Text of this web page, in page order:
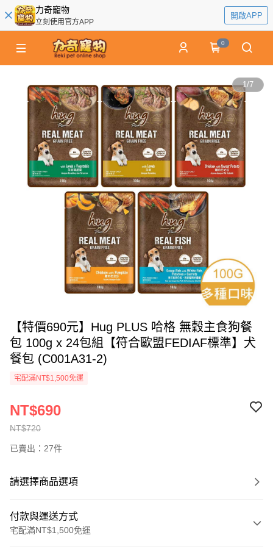
力奇寵物
立刻使用官方APP
開啟APP
0
1/7
【特價690元】Hug PLUS 哈格 無穀主食狗餐
包 100g x 24包組【符合歐盟FEDIAF標準】犬
餐包 (C001A31-2)
宅配滿NT$1,500免運
NT$720
NT$690
已賣出：27件
請選擇商品選項
付款與運送方式
宅配滿NT$1,500免運